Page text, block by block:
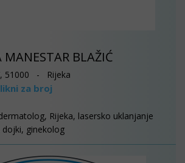
MANESTAR BLAŽIĆ
51000 - Rijeka
za broj
Rijeka, lasersko uklanjanje
dojki, ginekolog